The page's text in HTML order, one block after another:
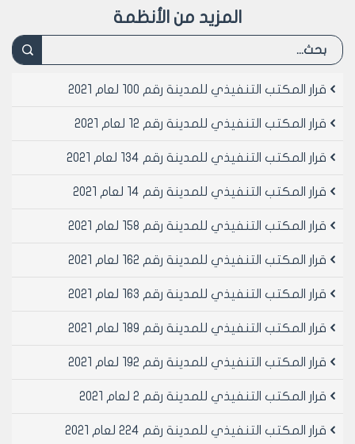
نتيجه الاستفاده والزام مالك المحضر بالوجائب المعدله
التنفيذي لمجلس المدينه حين الترخيص بشكل نظامي او
وحاشيه مديريه الشؤون الفنيه المؤرخه في 15/10/2001
ان البناء على المحضر 4587 غير مرخص وغير محسومه
العمرانيه سوى قرار اللجنه العمرانيه الصادر عام 1992 ونقترح
باستصدارهقرار من المكتب التنفيذي لمجلس مدينه حلب
بالوجائب معدله والموافق عليها من اللجنه العمرانيه
نظامي ومعالجه ذلك من قبل مكتب الرخص
- يقرر ما يلي –
لعام 1992 المتضمن
مقابل التحسين نتيجه الاستفاده
المزيد من الأنظمة
قرار المكتب التنفيذي للمدينة رقم 100 لعام 2021
قرار المكتب التنفيذي للمدينة رقم 12 لعام 2021
قرار المكتب التنفيذي للمدينة رقم 134 لعام 2021
قرار المكتب التنفيذي للمدينة رقم 14 لعام 2021
قرار المكتب التنفيذي للمدينة رقم 158 لعام 2021
قرار المكتب التنفيذي للمدينة رقم 162 لعام 2021
قرار المكتب التنفيذي للمدينة رقم 163 لعام 2021
قرار المكتب التنفيذي للمدينة رقم 189 لعام 2021
قرار المكتب التنفيذي للمدينة رقم 192 لعام 2021
قرار المكتب التنفيذي للمدينة رقم 2 لعام 2021
قرار المكتب التنفيذي للمدينة رقم 224 لعام 2021